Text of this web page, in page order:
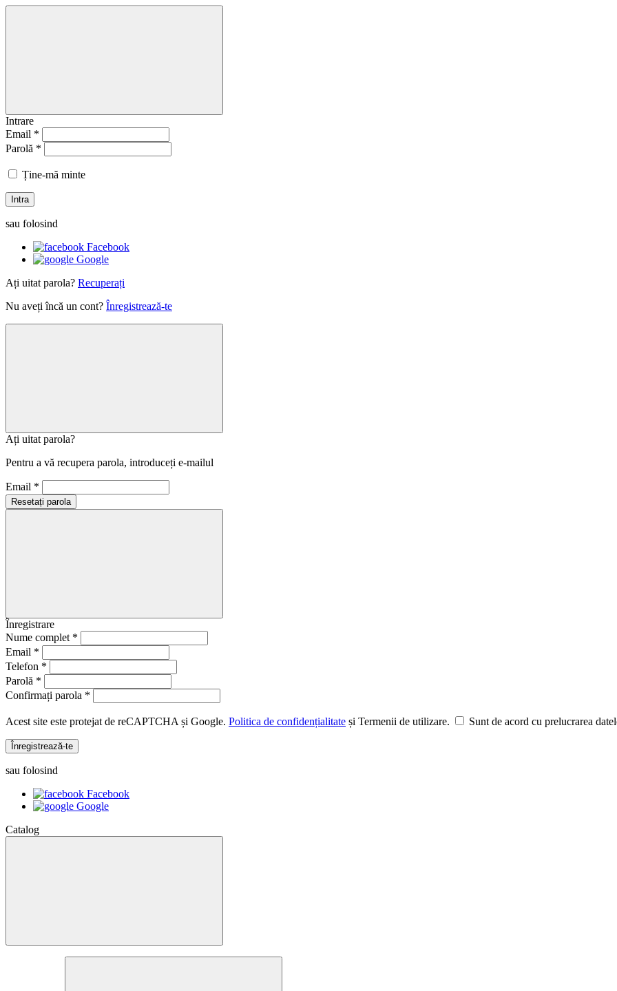
Intrare
Email *
Parolă *
Ține-mă minte
Intra
sau folosind
Facebook
Google
Ați uitat parola? Recuperați
Nu aveți încă un cont? Înregistrează-te
Ați uitat parola?
Pentru a vă recupera parola, introduceți e-mailul
Email *
Resetați parola
Înregistrare
Nume complet *
Email *
Telefon *
Parolă *
Confirmați parola *
Acest site este protejat de reCAPTCHA și Google. Politica de confidențialitate și Termenii de utilizare. Sunt de acord cu prelucrarea
Înregistrează-te
sau folosind
Facebook
Google
Catalog